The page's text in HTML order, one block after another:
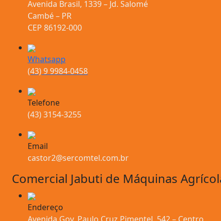
Avenida Brasil, 1339 – Jd. Salomé
Cambé – PR
CEP 86192-000
Whatsapp
(43) 9 9984-0458
Telefone
(43) 3154-3255
Email
castor2@sercomtel.com.br
Comercial Jabuti de Máquinas
Endereço